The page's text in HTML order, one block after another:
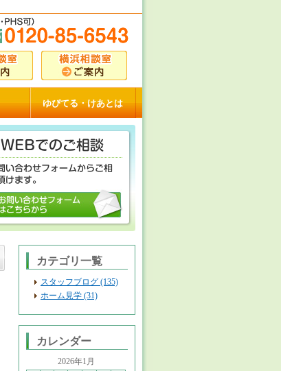
ゆぴてる・けあとは
カテゴリ一覧
スタッフブログ (135)
ホーム見学 (31)
カレンダー
2026年1月